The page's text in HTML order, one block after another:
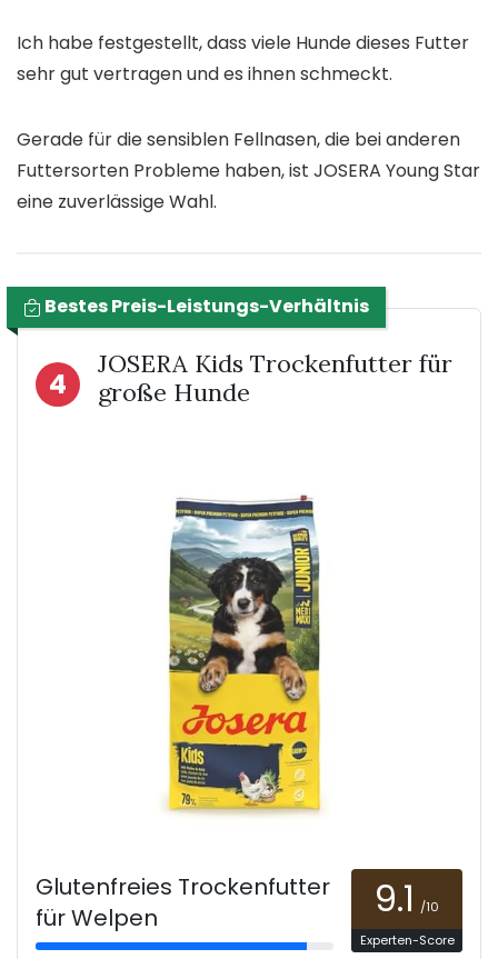
Ich habe festgestellt, dass viele Hunde dieses Futter
sehr gut vertragen und es ihnen schmeckt.
Gerade für die sensiblen Fellnasen, die bei anderen
Futtersorten Probleme haben, ist JOSERA Young Star
eine zuverlässige Wahl.
Bestes Preis-Leistungs-Verhältnis
4
JOSERA Kids Trockenfutter für
große Hunde
Glutenfreies Trockenfutter
für Welpen
9.1 /10
Experten-Score